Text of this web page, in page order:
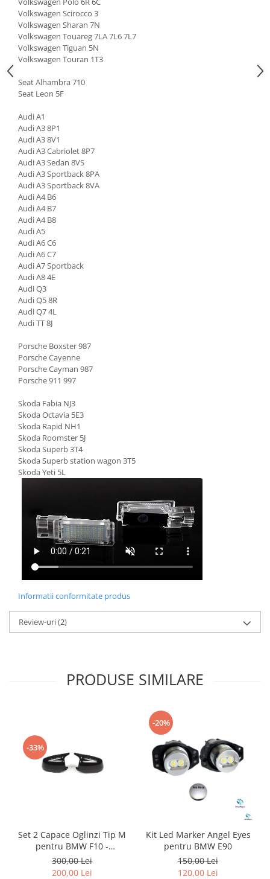
Volkswagen Scirocco 3
Volkswagen Sharan 7N
Volkswagen Touareg 7LA 7L6 7L7
Volkswagen Tiguan 5N
Volkswagen Touran 1T3
Seat Alhambra 710
Seat Leon 5F
Audi A1
Audi A3 8P1
Audi A3 8V1
Audi A3 Cabriolet 8P7
Audi A3 Sedan 8VS
Audi A3 Sportback 8PA
Audi A3 Sportback 8VA
Audi A4 B6
Audi A4 B7
Audi A4 B8
Audi A5
Audi A6 C6
Audi A6 C7
Audi A7 Sportback
Audi A8 4E
Audi Q3
Audi Q5 8R
Audi Q7 4L
Audi TT 8J
Porsche Boxster 987
Porsche Cayenne
Porsche Cayman 987
Porsche 911 997
Skoda Fabia NJ3
Skoda Octavia 5E3
Skoda Rapid NH1
Skoda Roomster 5J
Skoda Superb 3T4
Skoda Superb station wagon 3T5
Skoda Yeti 5L
Informatii conformitate produs
Review-uri(2)
PRODUSE SIMILARE
-33%
Set 2 Capace Oglinzi Tip M
pentru BMW F10 -
nonfacelift
300,00 Lei
200,00 Lei
-20%
Kit Led Marker Angel Eyes
pentru BMW E90
150,00 Lei
120,00 Lei